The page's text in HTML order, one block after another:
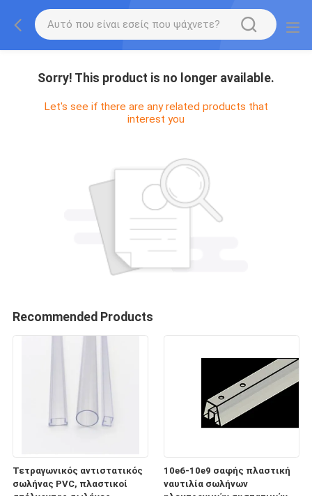
Sorry! This product is no longer available.
Let's see if there are any related products that
interest you
Recommended Products
Τετραγωνικός αντιστατικός
σωλήνας PVC, πλαστικοί
10e6-10e9 σαφής πλαστική
ναυτιλία σωλήνων